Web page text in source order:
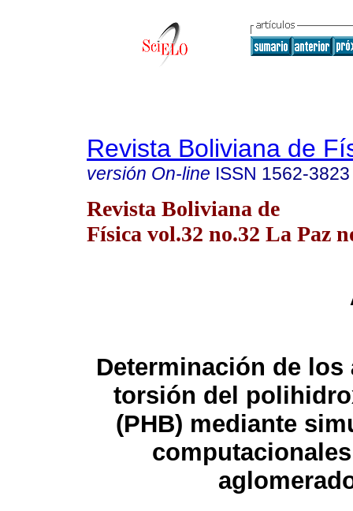
Revista Boliviana de
versión On-line ISSN 1562-3823
Revista Boliviana de
Física vol.32 no.32 La Paz
Determinación de los
torsión del
(PHB) mediante